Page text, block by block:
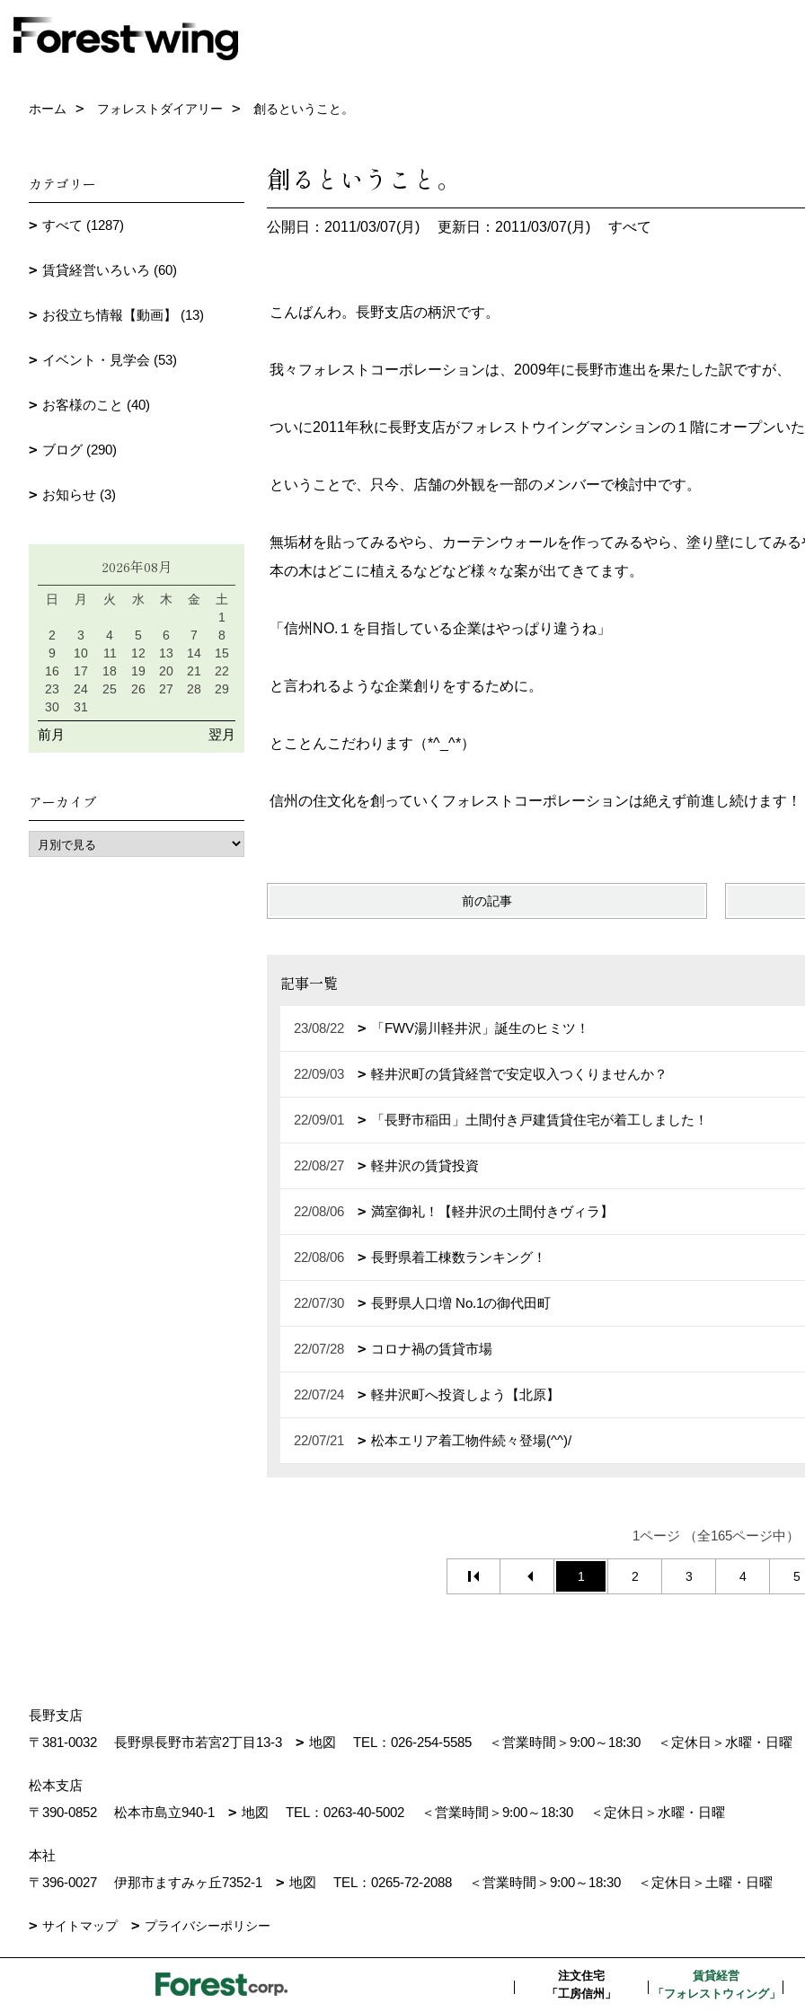
ホーム フォレストダイアリー 創るということ。
創るということ。
公開日：2011/03/07(月) 更新日：2011/03/07(月) すべて
こんばんわ。長野支店の柄沢です。
我々フォレストコーポレーションは、2009年に長野市進出を果たした訳ですが、
ついに2011年秋に長野支店がフォレストウイングマンションの１階にオープンい
ということで、只今、店舗の外観を一部のメンバーで検討中です。
無垢材を貼ってみるやら、カーテンウォールを作ってみるやら、塗り壁にしてみ
本の木はどこに植えるなどなど様々な案が出てきてます。
「信州NO.１を目指している企業はやっぱり違うね」
と言われるような企業創りをするために。
とことんこだわります（*^_^*）
信州の住文化を創っていくフォレストコーポレーションは絶えず前進し続けます！
前の記事
記事一覧
23/08/22 「FWV湯川軽井沢」誕生のヒミツ！
22/09/03 軽井沢町の賃貸経営で安定収入つくりませんか？
22/09/01 「長野市稲田」土間付き戸建賃貸住宅が着工しました！
22/08/27 軽井沢の賃貸投資
22/08/06 満室御礼！【軽井沢の土間付きヴィラ】
22/08/06 長野県着工棟数ランキング！
22/07/30 長野県人口増 No.1の御代田町
22/07/28 コロナ禍の賃貸市場
22/07/24 軽井沢町へ投資しよう【北原】
22/07/21 松本エリア着工物件続々登場(^^)/
1ページ （全165ページ中）
1 2 3 4 5
カテゴリー
すべて (1287)
賃貸経営いろいろ (60)
お役立ち情報【動画】 (13)
イベント・見学会 (53)
お客様のこと (40)
ブログ (290)
お知らせ (3)
2026年08月
日 月 火 水 木 金
土
1
2
3 4 5 6 7
8
9
10 11 12 13 14
15
16
17 18 19 20 21
22
23
24 25 26 27 28
29
30
31
前月 翌月
アーカイブ
長野支店
〒381-0032
長野県長野市若宮2丁目13-3 地図 TEL： 026-254-5585 ＜営業時間＞9:00～18:30 ＜定休日＞水曜・日曜
松本支店
〒390-0852
松本市島立940-1 地図 TEL： 0263-40-5002 ＜営業時間＞9:00～18:30 ＜定休日＞水曜・日曜
本社
〒396-0027
伊那市ますみヶ丘7352-1 地図 TEL： 0265-72-2088 ＜営業時間＞9:00～18:30 ＜定休日＞土曜・日曜
サイトマップ プライバシーポリシー
注文住宅
「工房信州」
賃貸経営
「フォレストウィング」